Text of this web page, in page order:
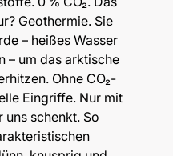
Geothermie. Sie
– heißes Wasser
– um das arktische
Ohne CO₂-
Eingriffe. Nur mit
uns schenkt. So